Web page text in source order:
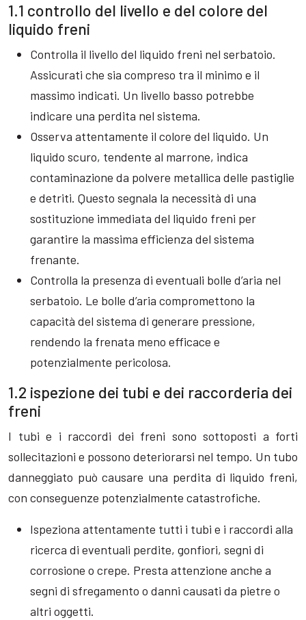
1.1 controllo del livello e del colore del
liquido freni
Controlla il livello del liquido freni nel serbatoio.
Assicurati che sia compreso tra il minimo e il
massimo indicati. Un livello basso potrebbe
indicare una perdita nel sistema.
Osserva attentamente il colore del liquido. Un
liquido scuro, tendente al marrone, indica
contaminazione da polvere metallica delle pastiglie
e detriti. Questo segnala la necessità di una
sostituzione immediata del liquido freni per
garantire la massima efficienza del sistema
frenante.
Controlla la presenza di eventuali bolle d’aria nel
serbatoio. Le bolle d’aria compromettono la
capacità del sistema di generare pressione,
rendendo la frenata meno efficace e
potenzialmente pericolosa.
1.2 ispezione dei tubi e dei raccorderia dei
freni
I tubi e i raccordi dei freni sono sottoposti a forti
sollecitazioni e possono deteriorarsi nel tempo. Un tubo
danneggiato può causare una perdita di liquido freni,
con conseguenze potenzialmente catastrofiche.
Ispeziona attentamente tutti i tubi e i raccordi alla
ricerca di eventuali perdite, gonfiori, segni di
corrosione o crepe. Presta attenzione anche a
segni di sfregamento o danni causati da pietre o
altri oggetti.